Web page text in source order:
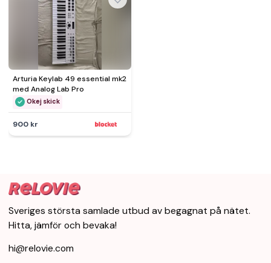
Arturia Keylab 49 essential mk2
med Analog Lab Pro
Okej skick
900 kr
Sveriges största samlade utbud av begagnat på nätet.
Hitta, jämför och bevaka!
hi@relovie.com